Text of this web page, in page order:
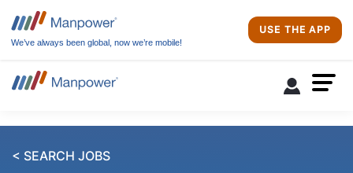
We’ve always been global, now we’re mobile!
USE THE APP
< SEARCH JOBS